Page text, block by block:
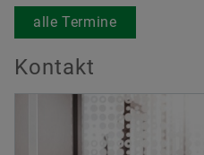
alle Termine
Kontakt